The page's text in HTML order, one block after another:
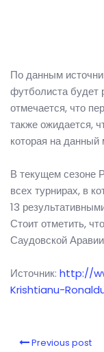
По данным
футболиста будет
отмечается, что
также ожидается,
которая на
В текущем сезоне
всех турнирах, в
13
Стоит отметить,
Саудовской
Источник: http://
Krishtianu-
Previous post